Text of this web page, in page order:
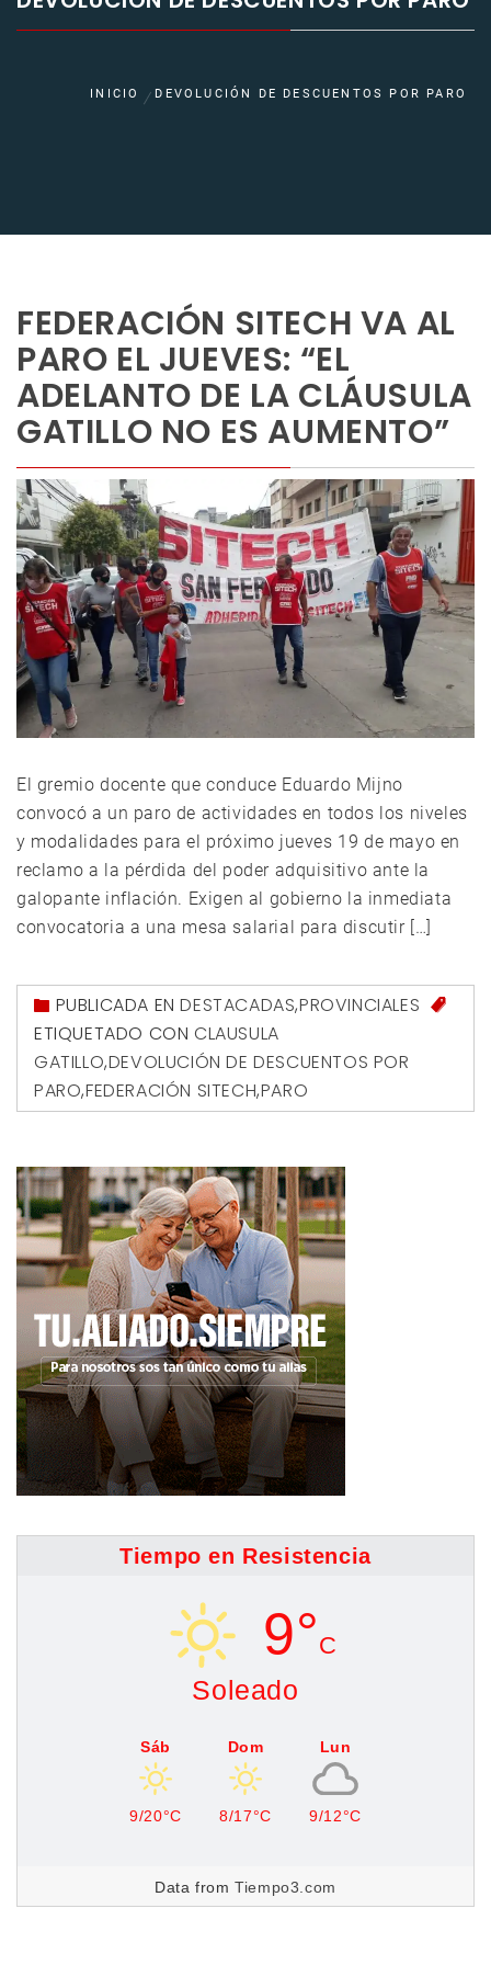
INICIO DEVOLUCIÓN DE DESCUENTOS POR PARO
FEDERACIÓN SITECH VA AL
PARO EL JUEVES: “EL
ADELANTO DE LA CLÁUSULA
GATILLO NO ES AUMENTO”
El gremio docente que conduce Eduardo Mijno
convocó a un paro de actividades en todos los niveles
y modalidades para el próximo jueves 19 de mayo en
reclamo a la pérdida del poder adquisitivo ante la
galopante inflación. Exigen al gobierno la inmediata
convocatoria a una mesa salarial para discutir […]
PUBLICADA ENDESTACADAS,PROVINCIALES
ETIQUETADO CON CLAUSULA
GATILLO,DEVOLUCIÓN DE DESCUENTOS POR
PARO,FEDERACIÓN SITECH,PARO
Tiempo en Resistencia
9°C
Soleado
Sáb
9/20°C
Dom
8/17°C
Lun
9/12°C
Data fromTiempo3.com